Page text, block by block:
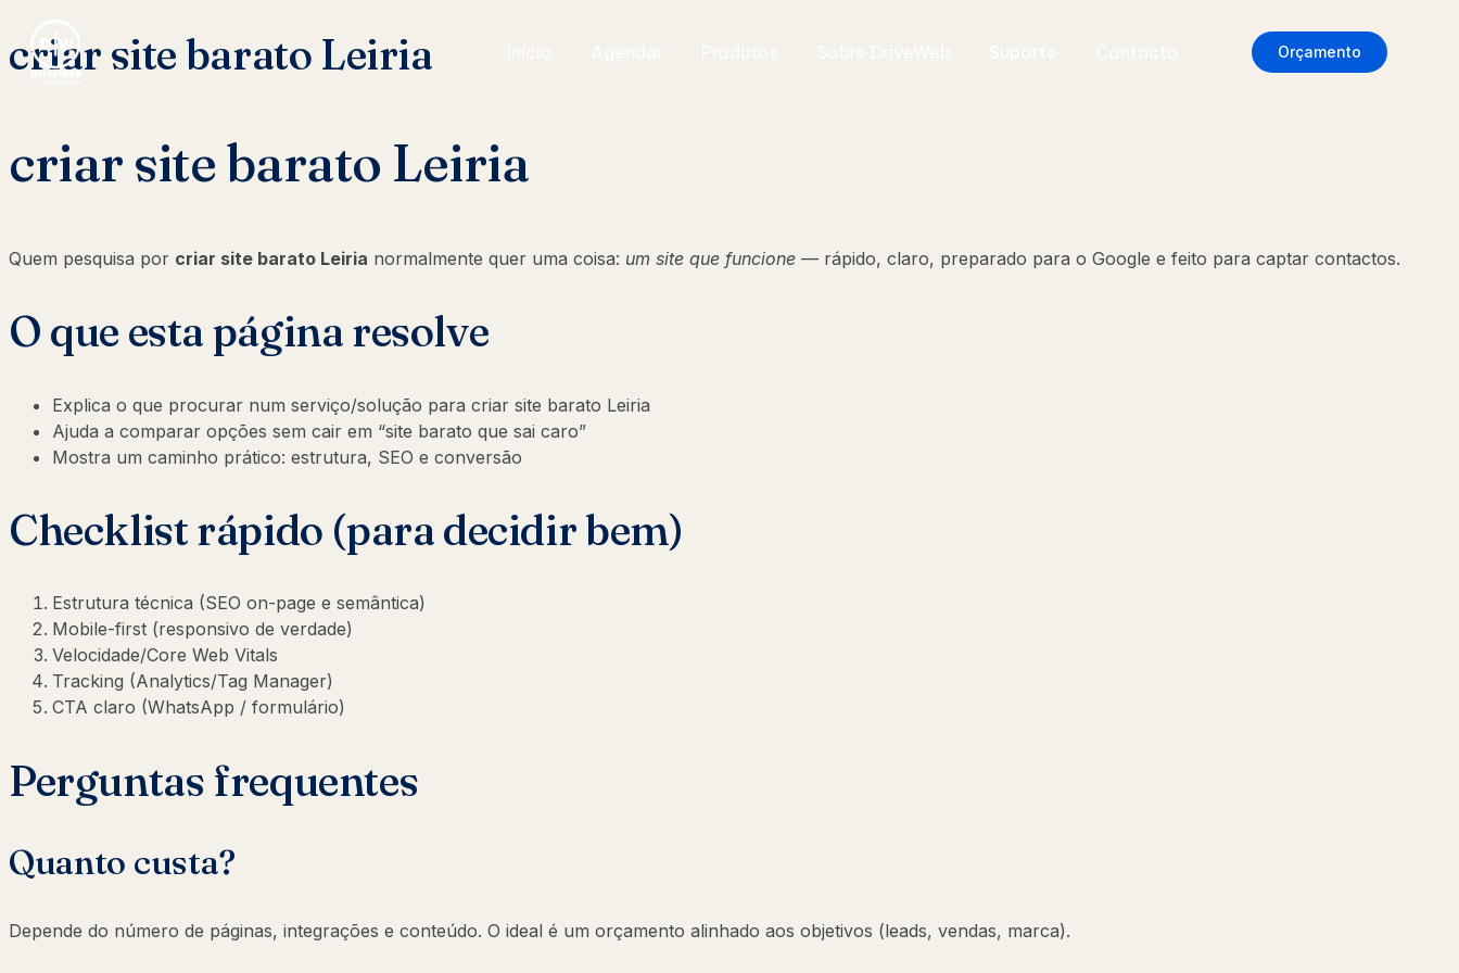
Orçamento
criar site barato Leiria
criar site barato Leiria
Quem pesquisa por criar site barato Leiria normalmente quer uma coisa: um site que funcione — rápido, claro, preparado para o Google e feito para captar contactos.
O que esta página resolve
Explica o que procurar num serviço/solução para criar site barato Leiria
Ajuda a comparar opções sem cair em “site barato que sai caro”
Mostra um caminho prático: estrutura, SEO e conversão
Checklist rápido (para decidir bem)
Estrutura técnica (SEO on-page e semântica)
Mobile-first (responsivo de verdade)
Velocidade/Core Web Vitals
Tracking (Analytics/Tag Manager)
CTA claro (WhatsApp / formulário)
Perguntas frequentes
Quanto custa?
Depende do número de páginas, integrações e conteúdo. O ideal é um orçamento alinhado aos objetivos (leads, vendas, marca).